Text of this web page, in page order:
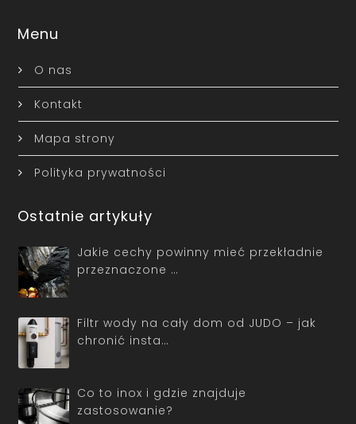
Menu
O nas
Kontakt
Mapa strony
Polityka prywatności
Ostatnie artykuły
Jakie cechy powinny mieć przekładnie
przeznaczone …
Filtr wody na cały dom od JUDO – jak
chronić insta…
Co to inox i gdzie znajduje
zastosowanie?